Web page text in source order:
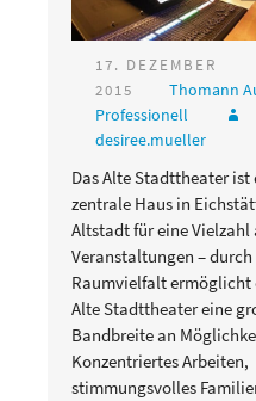
17. DEZEMBER
2015
Thomann
Professionell
desiree.mueller
Das Alte Stadttheater ist
zentrale Haus in
Altstadt für eine Vielzahl
Veranstaltungen – durch
Raumvielfalt ermöglicht
Alte Stadttheater eine
Bandbreite an
Konzentriertes Arbeiten,
stimmungsvolles